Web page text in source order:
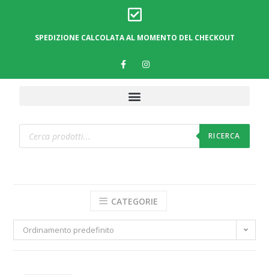
SPEDIZIONE CALCOLATA AL MOMENTO DEL CHECKOUT
RICERCA
CATEGORIE
Ordinamento predefinito